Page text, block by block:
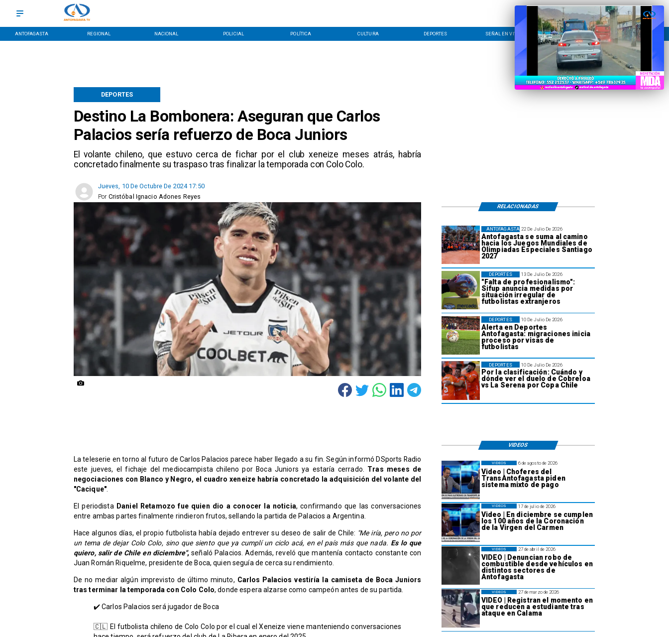
ANTOFAGASTA REGIONAL NACIONAL POLICIAL POLÍTICA CULTURA DEPORTES SEÑAL EN VIVO CONTACTO LÍNEA EDITORIAL
Destino La Bombonera: Aseguran que Carlos
Palacios sería refuerzo de Boca Juniors
​El volante chileno, que estuvo cerca de fichar por el club xeneize meses atrás, habría
concretado finalmente su traspaso tras finalizar la temporada con Colo Colo.
DEPORTES
Jueves, 10 De Octubre De 2024 17:50
Cristóbal Ignacio Adones Reyes
Por
22 De Julio De 2026
Antofagasta se suma al camino
hacia los Juegos Mundiales de
Olimpiadas Especiales Santiago
2027
ANTOFAGASTA
13 De Julio De 2026
"Falta de profesionalismo":
Sifup anuncia medidas por
situación irregular de
futbolistas extranjeros
DEPORTES
10 De Julio De 2026
Alerta en Deportes
Antofagasta: migraciones inicia
proceso por visas de
futbolistas
DEPORTES
10 De Julio De 2026
Por la clasificación: Cuándo y
dónde ver el duelo de Cobreloa
vs La Serena por Copa Chile
DEPORTES
RELACIONADAS
La teleserie en torno al futuro de Carlos Palacios parece haber llegado a su fin. Según informó DSports Radio
este jueves, el fichaje del mediocampista chileno por Boca Juniors ya estaría cerrado. Tras meses de
negociaciones con Blanco y Negro, el cuadro xeneize habría concretado la adquisición del volante del
"Cacique".
El periodista Daniel Retamozo fue quien dio a conocer la noticia, confirmando que las conversaciones
entre ambas partes finalmente rindieron frutos, sellando la partida de Palacios a Argentina.
Hace algunos días, el propio futbolista había dejado entrever su deseo de salir de Chile: "Me iría, pero no por
un tema de dejar Colo Colo, sino que siento que ya cumplí un ciclo acá, en el país más que nada. Es lo que
quiero, salir de Chile en diciembre", señaló Palacios. Además, reveló que mantenía contacto constante con
Juan Román Riquelme, presidente de Boca, quien seguía de cerca su rendimiento.
De no mediar algún imprevisto de último minuto, Carlos Palacios vestiría la camiseta de Boca Juniors
tras terminar la temporada con Colo Colo, donde espera alzarse como campeón antes de su partida.
✔️ Carlos Palacios será jugador de Boca
🇨🇱 El futbolista chileno de Colo Colo por el cual el Xeneize viene manteniendo conversaciones
VIDEOS
6 de agosto de 2026
Video | Choferes del
TransAntofagasta piden
sistema mixto de pago
VIDEOS
17 de julio de 2026
Video | En diciembre se cumplen
los 100 años de la Coronación
de la Virgen del Carmen
VIDEOS
27 de abril de 2026
VIDEO | Denuncian robo de
combustible desde vehículos en
distintos sectores de
Antofagasta
VIDEOS
27 de marzo de 2026
VIDEO | Registran el momento en
que reducen a estudiante tras
ataque en Calama
VIDEOS